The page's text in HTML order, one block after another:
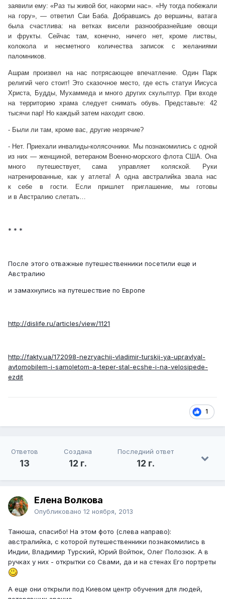
заявили ему: «Раз ты живой бог, накорми нас». «Ну тогда побежали
на гору», — ответил Саи Баба. Добравшись до вершины, ватага
была счастлива: на ветках висели разнообразнейшие овощи
и фрукты. Сейчас там, конечно, ничего нет, кроме листвы,
колокола и несметного количества записок с желаниями
паломников.
Ашрам произвел на нас потрясающее впечатление. Один Парк
религий чего стоит! Это сказочное место, где есть статуи Иисуса
Христа, Будды, Мухаммеда и много других скульптур. При входе
на территорию храма следует снимать обувь. Представьте: 42
тысячи пар! Но каждый затем находит свою.
- Были ли там, кроме вас, другие незрячие?
- Нет. Приехали инвалиды-колясочники. Мы познакомились с одной
из них — женщиной, ветераном Военно-морского флота США. Она
много путешествует, сама управляет коляской. Руки
натренированные, как у атлета! А одна австралийка звала нас
к себе в гости. Если пришлет приглашение, мы готовы
и в Австралию слетать…
* * *
После этого отважные путешественники посетили еще и
Австралию
и замахнулись на путешествие по Европе
http://dislife.ru/articles/view/1121
http://fakty.ua/172098-nezryachij-vladimir-turskij-ya-upravlyal-
avtomobilem-i-samoletom-a-teper-stal-ecshe-i-na-velosipede-
ezdit
1
Ответов
13
Создана
12 г.
Последний ответ
12 г.
Елена Волкова
Опубликовано 12 ноября, 2013
Танюша, спасибо! На этом фото (слева направо):
австралийка, с которой путешественники познакомились в
Индии, Владимир Турский, Юрий Войтюк, Олег Полозюк. А в
ручках у них - открытки со Свами, да и на стенах Его портреты
А еще они открыли под Киевом центр обучения для людей,